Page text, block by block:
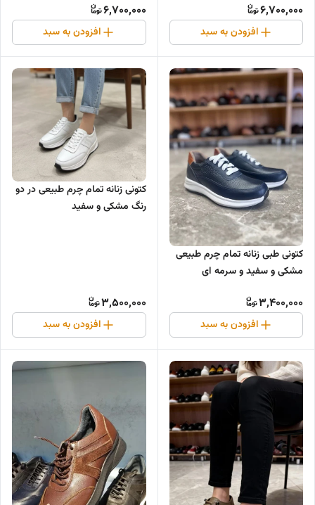
6,700,000
افزودن به سبد
6,700,000
افزودن به سبد
کتونی طبی زنانه تمام چرم طبیعی
مشکی و سفید و سرمه ای
3,400,000
افزودن به سبد
کتونی زنانه تمام چرم طبیعی در دو
رنگ مشکی و سفید
3,500,000
افزودن به سبد